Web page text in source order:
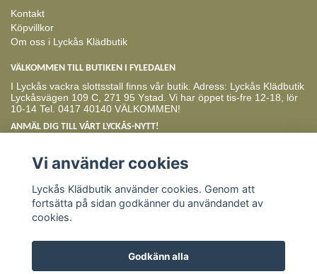
Kontakt
Köpvillkor
Om oss i Lyckås Klädbutik
VÄLKOMMEN TILL BUTIKEN I FYLEDALEN
I Lyckås vackra slottsstall finns vår butik. Adress: Lyckås Klädbutik
Lyckåsvägen 109 C, 271 95 Ystad. Vi har öppet tis-fre 12-18, lör
10-14 Tel. 0417 40140 VÄLKOMMEN!
ANMÄL DIG TILL VÅRT LYCKÅS-NYTT!
Vi använder cookies
Lyckås Klädbutik använder cookies. Genom att
fortsätta på sidan godkänner du användandet av
cookies.
Godkänn alla